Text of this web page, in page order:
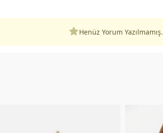
Henüz Yorum Yazılmamış.